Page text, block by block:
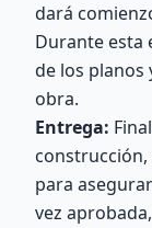
dará
Durante esta
de los planos
obra.
Entrega:
para
vez